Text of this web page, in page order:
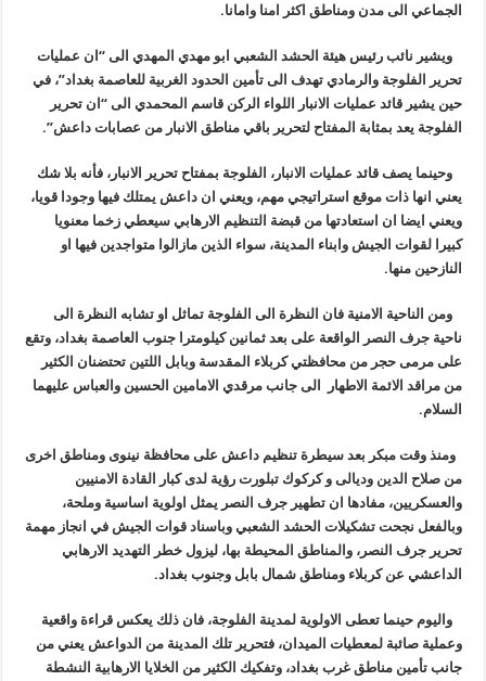
الجماعي الى مدن ومناطق اكثر امنا وامانا.
ويشير نائب رئيس هيئة الحشد الشعبي ابو مهدي المهدي الى “ان عمليات
تحرير الفلوجة والرمادي تهدف الى تأمين الحدود الغربية للعاصمة بغداد”، في
حين يشير قائد عمليات الانبار اللواء الركن قاسم المحمدي الى “ان تحرير
الفلوجة يعد بمثابة المفتاح لتحرير باقي مناطق الانبار من عصابات داعش”.
وحينما يصف قائد عمليات الانبار، الفلوجة بمفتاح تحرير الانبار، فأنه بلا شك
يعني انها ذات موقع استراتيجي مهم، ويعني ان داعش يمتلك فيها وجودا قويا،
ويعني ايضا ان استعادتها من قبضة التنظيم الارهابي سيعطي زخما معنويا
كبيرا لقوات الجيش وابناء المدينة، سواء الذين مازالوا متواجدين فيها او
النازحين منها.
ومن الناحية الامنية فان النظرة الى الفلوجة تماثل او تشابه النظرة الى
ناحية جرف النصر الواقعة على بعد ثمانين كيلومترا جنوب العاصمة بغداد، وتقع
على مرمى حجر من محافظتي كربلاء المقدسة وبابل اللتين تحتضنان الكثير
من مراقد الائمة الاطهار الى جانب مرقدي الامامين الحسين والعباس عليهما
السلام.
ومنذ وقت مبكر بعد سيطرة تنظيم داعش على محافظة نينوى ومناطق اخرى
من صلاح الدين وديالى و كركوك تبلورت رؤية لدى كبار القادة الامنيين
والعسكريين، مفادها ان تطهير جرف النصر يمثل اولوية اساسية وملحة،
وبالفعل نجحت تشكيلات الحشد الشعبي وباسناد قوات الجيش في انجاز مهمة
تحرير جرف النصر، والمناطق المحيطة بها، ليزول خطر التهديد الارهابي
الداعشي عن كربلاء ومناطق شمال بابل وجنوب بغداد.
واليوم حينما تعطى الاولوية لمدينة الفلوجة، فان ذلك يعكس قراءة واقعية
وعملية صائبة لمعطيات الميدان، فتحرير تلك المدينة من الدواعش يعني من
جانب تأمين مناطق غرب بغداد، وتفكيك الكثير من الخلايا الارهابية النشطة